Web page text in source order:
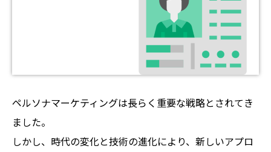
ペルソナマーケティングは長らく重要な戦略とされてき
ました。
しかし、時代の変化と技術の進化により、新しいアプロ